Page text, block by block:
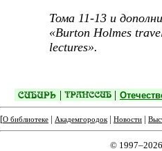
Тома 11-13 и
«Burton Holmes
lectures».
| |
[О библиотеке | Академгородок| Новости |
©